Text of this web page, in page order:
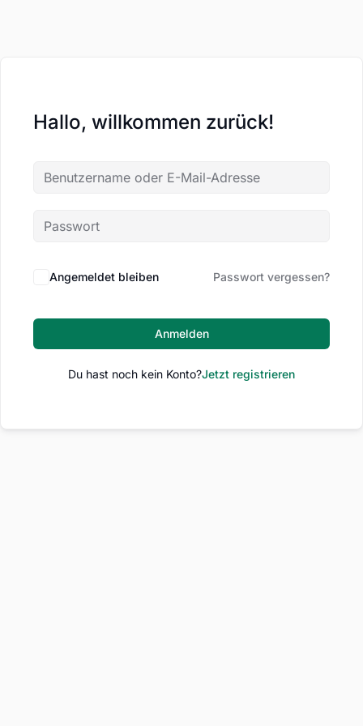
Hallo, willkommen zurück!
Angemeldet bleiben Passwort vergessen?
Anmelden
Du hast noch kein Konto?Jetzt registrieren